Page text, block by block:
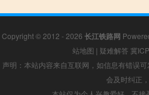
Copyright © 2012 - 2026 长江铁路网
站地图 | 疑难解答 冀
声明：本站内容来自互联网，如信息有错误
会及时纠正